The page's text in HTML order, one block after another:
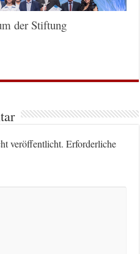
der Stiftung
veröffentlicht. Erforderliche